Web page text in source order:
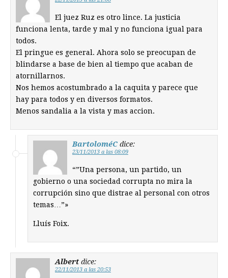
El juez Ruz es otro lince. La justicia
funciona lenta, tarde y mal y no funciona igual para
todos.
El pringue es general. Ahora solo se preocupan de
blindarse a base de bien al tiempo que acaban de
atornillarnos.
Nos hemos acostumbrado a la caquita y parece que
hay para todos y en diversos formatos.
Menos sandalia a la vista y mas accion.
BartoloméC dice:
23/11/2013 a las 08:09
“”Una persona, un partido, un
gobierno o una sociedad corrupta no mira la
corrupción sino que distrae al personal con otros
temas…”»
Lluís Foix.
Albert dice:
22/11/2013 a las 20:53